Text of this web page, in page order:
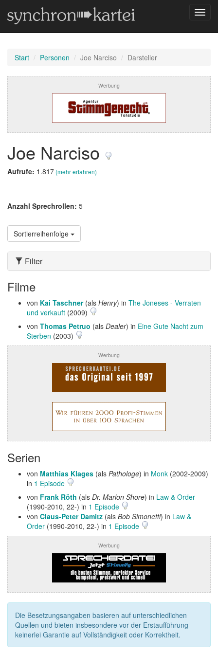
Start Personen Joe Narciso Darsteller
Werbung
Joe Narciso
Aufrufe: 1.817(mehr erfahren)
Anzahl Sprechrollen: 5
Sortierreihenfolge
Filter
Filme
von Kai Taschner(als Henry) in The Joneses - Verraten
und verkauft (2009)
von Thomas Petruo (als Dealer) in Eine Gute Nacht zum
Sterben (2003)
Werbung
Serien
von Matthias Klages (als Pathologe) in Monk (2002-2009)
in 1 Episode
von Frank Röth (als Dr. Marlon Shore) in Law & Order
(1990-2010, 22-) in 1 Episode
von Claus-Peter Damitz (als Bob Simonetti) in Law &
Order (1990-2010, 22-) in 1 Episode
Werbung
Die Besetzungsangaben basieren auf unterschiedlichen
Quellen und bieten insbesondere vor der Erstaufführung
keinerlei Garantie auf Vollständigkeit oder Korrektheit.